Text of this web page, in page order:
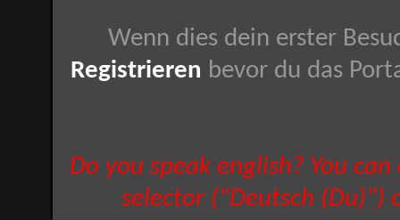
Wenn dies dein erster
Registrieren bevor du das
Do you speak english? You
selector ("Deutsch (Du)")